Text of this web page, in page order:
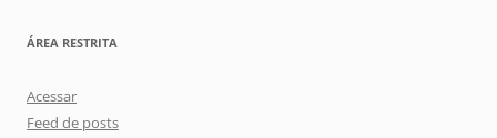
ÁREA RESTRITA
Acessar
Feed de posts